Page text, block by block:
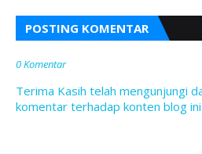
POSTING KOMENTAR
0 Komentar
Terima Kasih telah mengunjungi
komentar terhadap konten blog ini.